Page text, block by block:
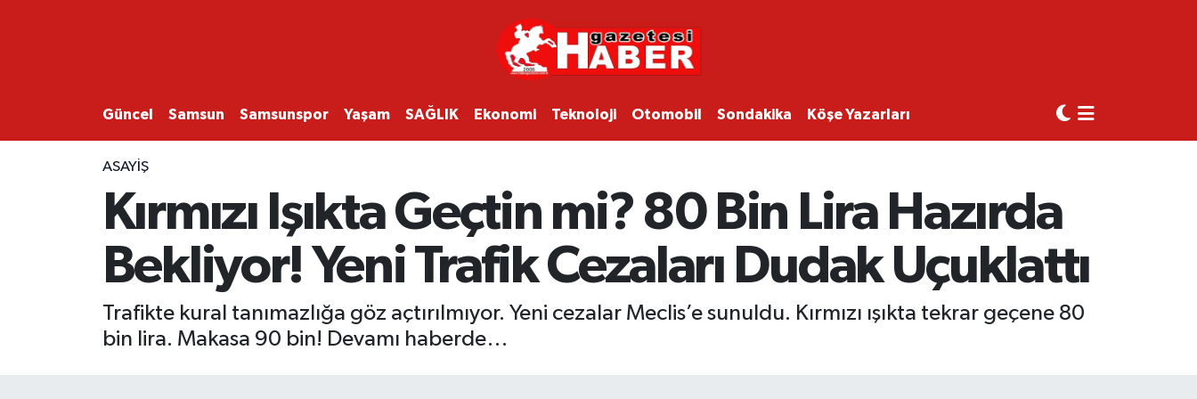
Güncel Samsun Samsunspor Yaşam SAĞLIK Ekonomi Teknoloji Otomobil Sondakika Köşe Yazarları
ASAYIŞ
Kırmızı Işıkta Geçtin mi? 80 Bin Lira Hazırda
Bekliyor! Yeni Trafik Cezaları Dudak Uçuklattı
Trafikte kural tanımazlığa göz açtırılmıyor. Yeni cezalar Meclis’e sunuldu. Kırmızı ışıkta tekrar geçene 80
bin lira. Makasa 90 bin! Devamı haberde…
SAMSUN
SAMSUNSPOR
EKONOMİ